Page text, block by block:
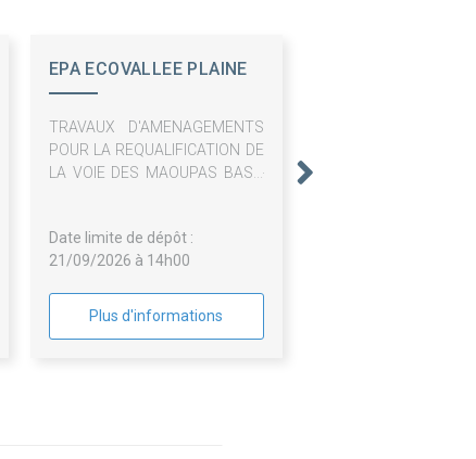
EPA ECOVALLEE PLAINE
TRAVAUX D'AMENAGEMENTS
POUR LA REQUALIFICATION DE
LA VOIE DES MAOUPAS BAS -
Date limite de dépôt :
21/09/2026 à 14h00
Plus d'informations